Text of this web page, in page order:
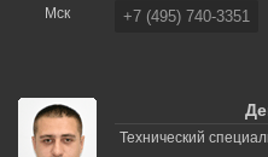
Мск
+7 (495) 740-3351
Технический